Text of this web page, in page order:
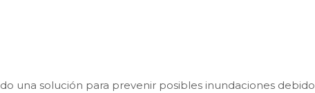
una solución para prevenir posibles inundaciones debido